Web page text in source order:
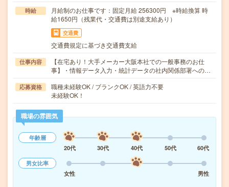
時給
月給制のお仕事です：固定月給 256300円 ※時給換算 時
給1650円（残業代・交通費は別途支給あり）
交通費
交通費規定に基づき交通費支給
仕事内容
【在宅あり！大手メーカー大阪本社での一般事務のお仕
事】・情報データ入力・統計データの社内関係部署への…
応募資格
職種未経験OK / ブランクOK / 英語力不要
未経験OK！
職場の雰囲気
年齢層
20代
30代 40代 50代
60代
男女比率
女性
男性